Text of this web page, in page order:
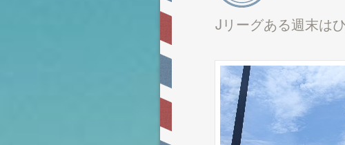
Jリーグある週末は